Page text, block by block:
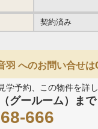
契約済み
羽 へのお問い合せ
学予約、この物件を詳し
グールーム）まで
666